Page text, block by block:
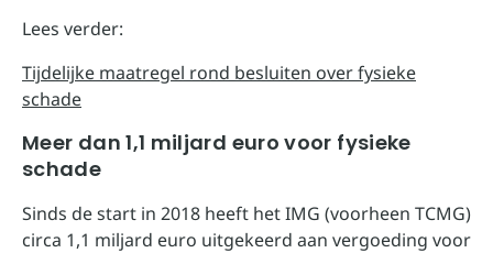
Lees verder:
Tijdelijke maatregel rond besluiten over fysieke
schade
Meer dan 1,1 miljard euro voor fysieke
schade
Sinds de start in 2018 heeft het IMG (voorheen TCMG)
circa 1,1 miljard euro uitgekeerd aan vergoeding voor